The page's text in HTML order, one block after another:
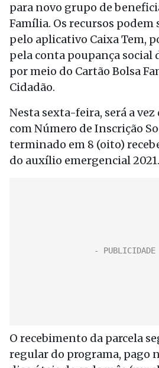
para novo grupo de
Família. Os recursos
pelo aplicativo Caixa Tem,
pela conta poupança social
por meio do Cartão Bolsa
Cidadão.
Nesta sexta-feira, será a
com Número de Inscrição
terminado em 8 (oito)
do auxílio emergencial 2021.
O recebimento da parcela
regular do programa, pago